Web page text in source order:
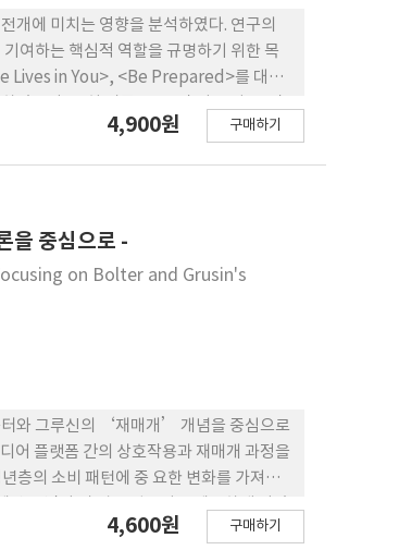
개에 미치는 영향을 분석하였다. 연구의
여하는 핵심적 역할을 규명하기 위한 목
Lives in You>, <Be Prepared>를 대상
미치는지를 실증적으로 검토하였다. 연
4,900원 구매하기
을 중심으로 -
on Bolter and Grusin's
와 그루신의 ‘재매개’ 개념을 중심으로
어 플랫폼 간의 상호작용과 재매개 과정을
층의 소비 패턴에 중 요한 변화를 가져온
를 발전시켰다. 더불어 피지컬 음반에서
4,600원 구매하기